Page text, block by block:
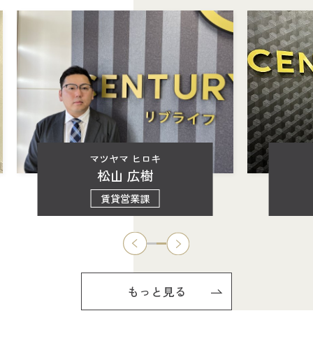
マツヤマ ヒロキ
松山 広樹
賃貸営業課
もっと見る